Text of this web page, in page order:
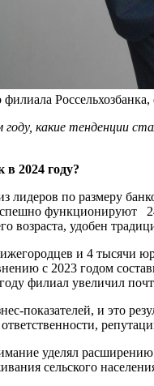
какие тенденции
2024 году?
по размеру
функционируют
возраста, удобен
и 4 тысячи
с 2023 годом
филиал увеличил
показателей, и это
уделял
сельского